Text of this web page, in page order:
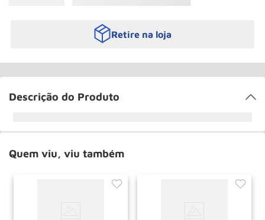
Retire na loja
Descrição do Produto
Quem viu, viu também